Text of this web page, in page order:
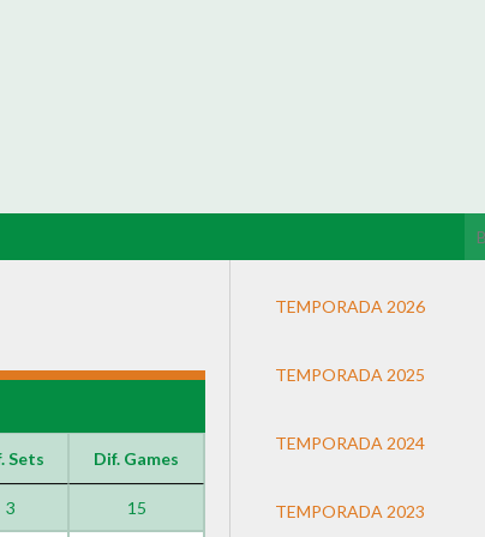
Sets Dif. Games
3 15
TEMPORADA 2026
TEMPORADA 2025
TEMPORADA 2024
TEMPORADA 2023